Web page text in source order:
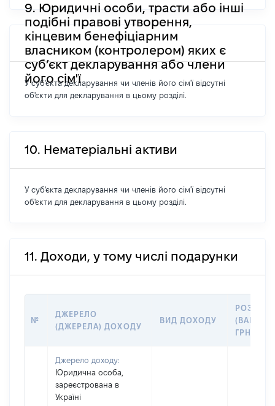
9. Юридичні особи, трасти або інші
подібні правові утворення,
кінцевим бенефіціарним
власником (контролером) яких є
суб’єкт декларування або члени
його сім'ї
У суб'єкта декларування чи членів його сім'ї відсутні
об'єкти для декларування в цьому розділі.
10. Нематеріальні активи
У суб'єкта декларування чи членів його сім'ї відсутні
об'єкти для декларування в цьому розділі.
11. Доходи, у тому числі подарунки
№
ДЖЕРЕЛО
(ДЖЕРЕЛА) ДОХОДУ
ВИД ДОХОДУ
РОЗМІР
ГРН
Джерело доходу:
Юридична особа,
зареєстрована в
Україні